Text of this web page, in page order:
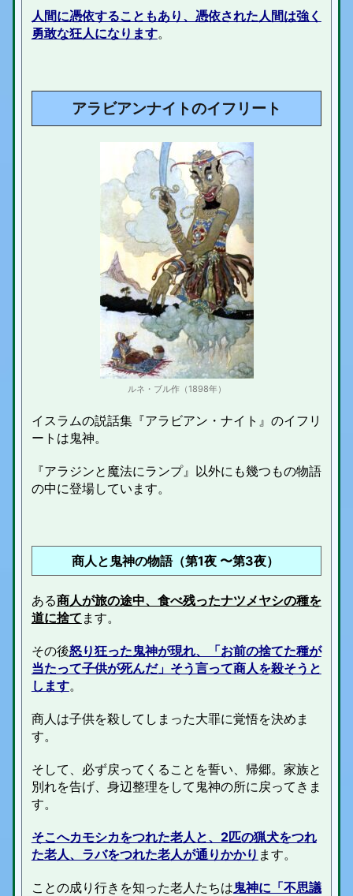
人間に憑依することもあり、憑依された人間は強く
勇敢な狂人になります。
アラビアンナイトのイフリート
ルネ・ブル作（1898年）
イスラムの説話集『アラビアン・ナイト』のイフリ
ートは鬼神。
『アラジンと魔法にランプ』以外にも幾つもの物語
の中に登場しています。
商人と鬼神の物語（第1夜 〜第3夜）
ある商人が旅の途中、食べ残ったナツメヤシの種を
道に捨て ます。
その後怒り狂った鬼神が現れ、「お前の捨てた種が
当たって子供が死んだ」そう言って商人を殺そうと
します。
商人は子供を殺してしまった大罪に覚悟を決めま
す。
そして、必ず戻ってくることを誓い、帰郷。家族と
別れを告げ、身辺整理をして鬼神の所に戻ってきま
す。
そこへカモシカをつれた老人と、2匹の猟犬をつれ
た老人、ラバをつれた老人が通りかかり ます。
ことの成り行きを知った老人たちは鬼神に「不思議